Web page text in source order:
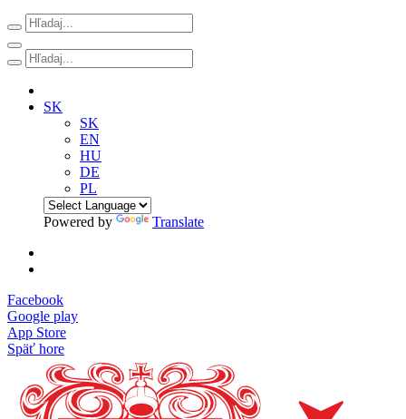
SK
SK
EN
HU
DE
PL
Powered by Translate
Facebook
Google play
App Store
Späť hore